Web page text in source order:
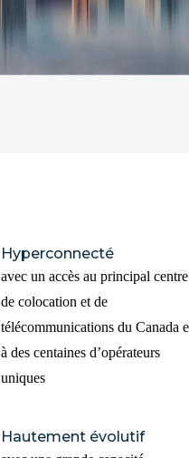
Hyperconnecté
avec un accès au principal centre
de colocation et de
télécommunications du Canada
à des centaines d’opérateurs
uniques
Hautement évolutif